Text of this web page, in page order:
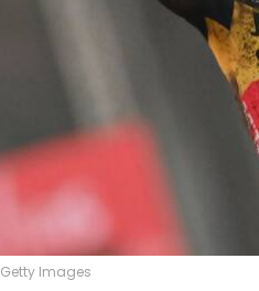
Getty Images